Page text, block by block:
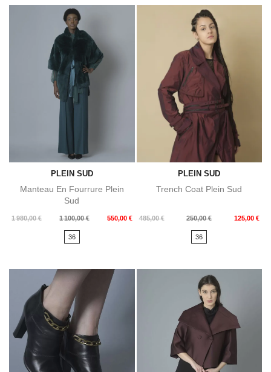
PLEIN SUD
Manteau En Fourrure Plein
Sud
1 980,00 €
Prix
1 100,00 € 550,00 €
Prix
36
PLEIN SUD
Trench Coat Plein Sud
485,00 €
Prix
250,00 € 125,00 €
Prix
36